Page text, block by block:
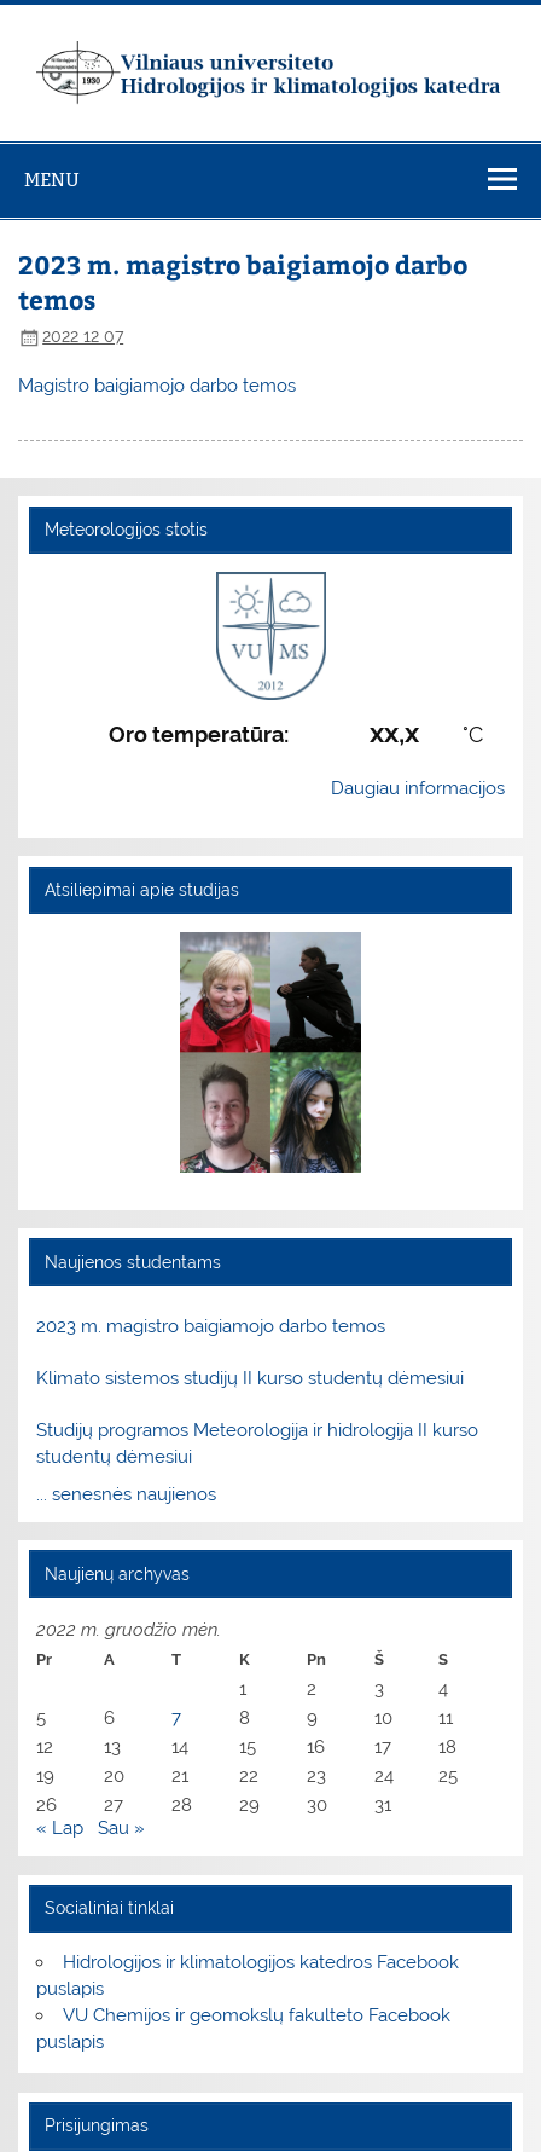
Skip
universiteto
Hidrologijos ir
klimatologijos
katedra
MENU
2023 m. magistro baigiamojo darbo
temos
2022 12 07
Magistro baigiamojo darbo temos
Meteorologijos stotis
Oro temperatūra: xx,x °C
Daugiau informacijos
Atsiliepimai apie studijas
Naujienos studentams
2023 m. magistro baigiamojo darbo temos
Klimato sistemos studijų II kurso studentų dėmesiui
Studijų programos Meteorologija ir hidrologija II kurso
studentų dėmesiui
... senesnės naujienos
Naujienų archyvas
2022 m. gruodžio mėn.
Pr A T K Pn Š S
1 2 3
4
5
6 7 8 9 10
11
12
13 14 15 16 17
18
19
20 21 22 23 24
25
26
27 28 29 30
31
« Lap
Sau »
Socialiniai tinklai
Hidrologijos ir klimatologijos katedros Facebook
puslapis
VU Chemijos ir geomokslų fakulteto Facebook
puslapis
Prisijungimas